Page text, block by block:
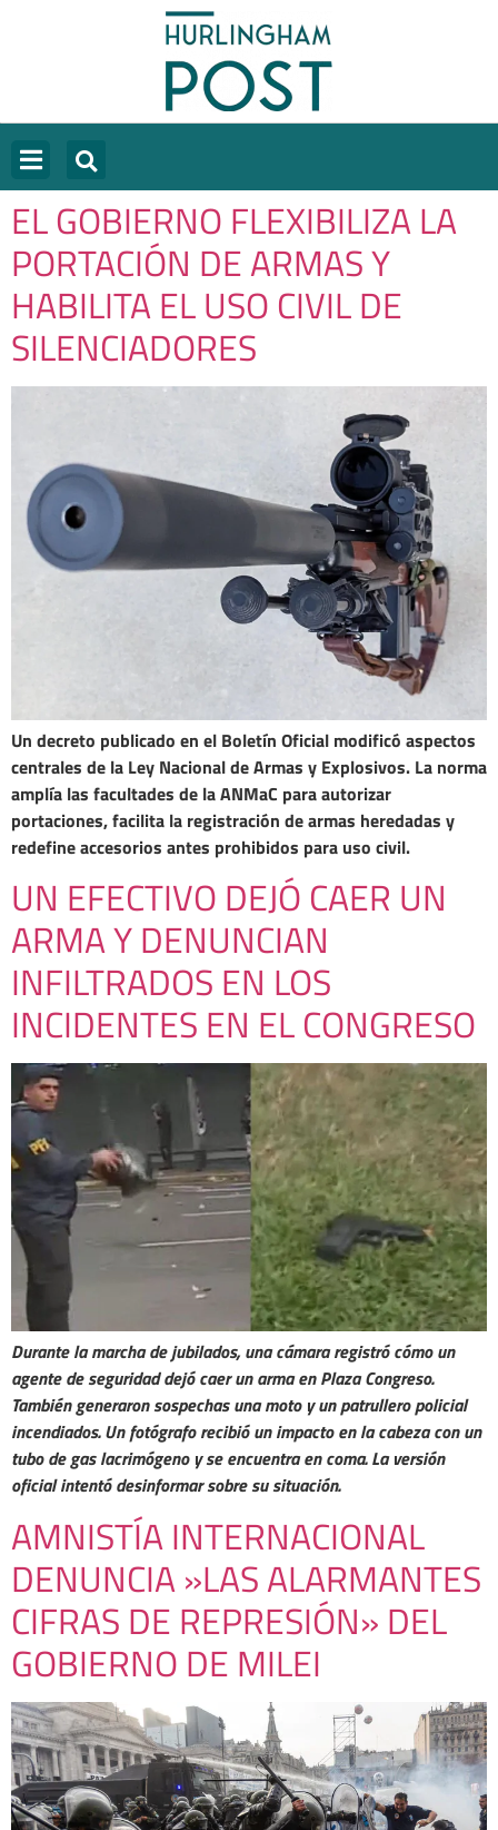
EL GOBIERNO FLEXIBILIZA LA
PORTACIÓN DE ARMAS Y
HABILITA EL USO CIVIL DE
SILENCIADORES
Un decreto publicado en el Boletín Oficial modificó aspectos
centrales de la Ley Nacional de Armas y Explosivos. La norma
amplía las facultades de la ANMaC para autorizar
portaciones, facilita la registración de armas heredadas y
redefine accesorios antes prohibidos para uso civil.
UN EFECTIVO DEJÓ CAER UN
ARMA Y DENUNCIAN
INFILTRADOS EN LOS
INCIDENTES EN EL CONGRESO
Durante la marcha de jubilados, una cámara registró cómo un
agente de seguridad dejó caer un arma en Plaza Congreso.
También generaron sospechas una moto y un patrullero policial
incendiados. Un fotógrafo recibió un impacto en la cabeza con un
tubo de gas lacrimógeno y se encuentra en coma. La versión
oficial intentó desinformar sobre su situación.
AMNISTÍA INTERNACIONAL
DENUNCIA »LAS ALARMANTES
CIFRAS DE REPRESIÓN» DEL
GOBIERNO DE MILEI